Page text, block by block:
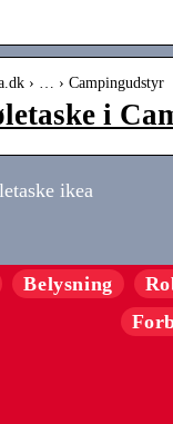
› … › Campingudstyr
i
ikea
Belysning